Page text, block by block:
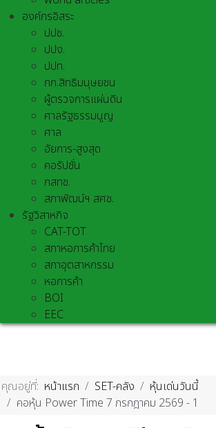
องค์กรอิสระ
ปปช.
ปปง.
ปปท.
กก.สิทธิมนุษยชน
ผู้ตรวจการแผ่นดิน
ศาลรัฐธรรมนูญ
ศาล
อัยการ-สูงสุด
คอรัปชั่น
กสทช.
สภาพัฒน์ฯ สศช.
รัฐวิสาหกิจ
CAT-TOT
สภาหอการค้าไทย
สภาอุตสาหกรรม
หอการค้า
BOI
EEC
คุณอยู่ที่: หน้าแรก SET-คลัง
หุ้นเด่นวันนี้
คอหุ้น Power Time 7 กรกฎาคม 2569 - 1